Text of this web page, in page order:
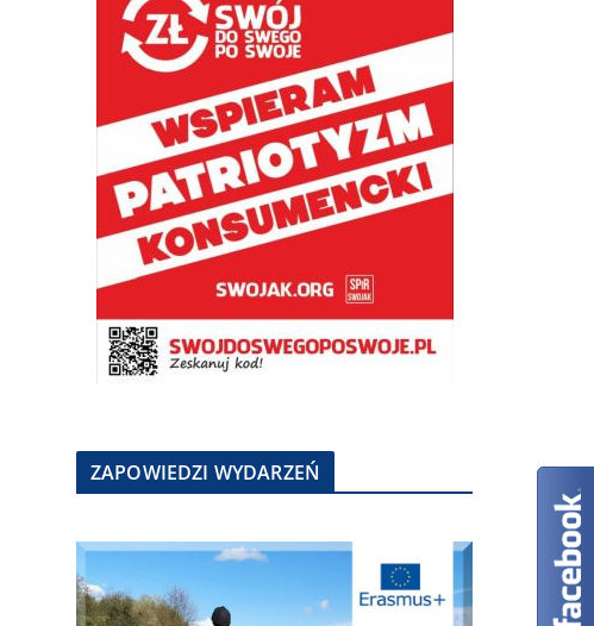
ZAPOWIEDZI WYDARZEŃ